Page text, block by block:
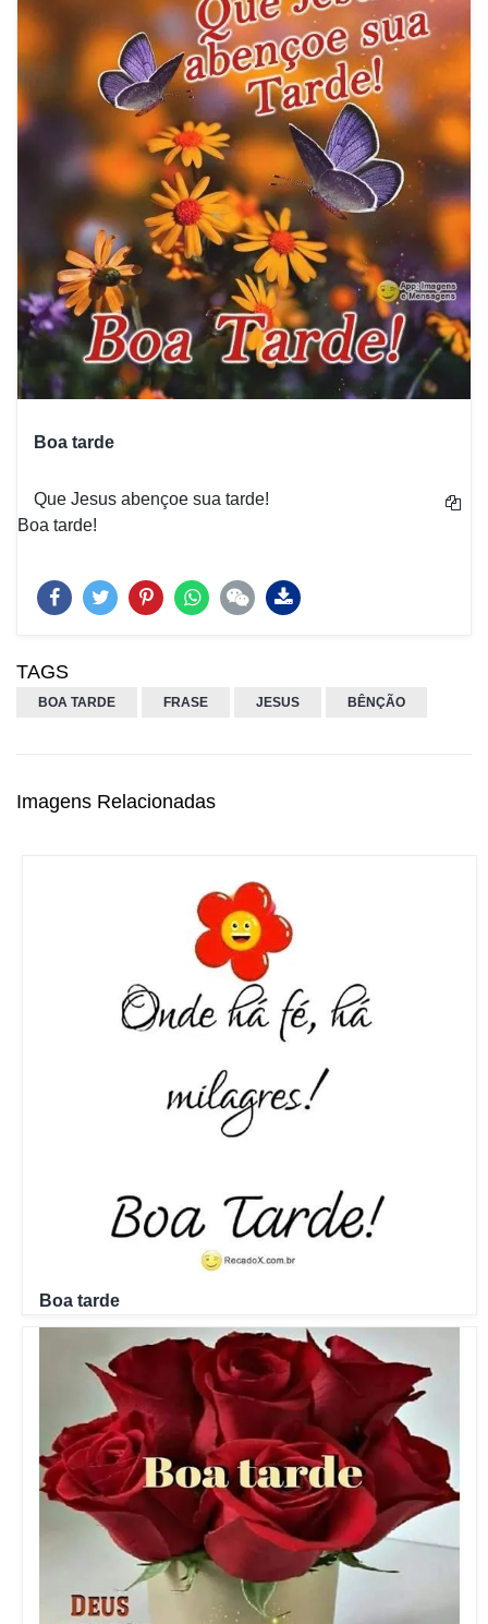
Boa tarde
Que Jesus abençoe sua tarde!
Boa tarde!
TAGS
BOA TARDE FRASE JESUS BÊNÇÃO
Imagens Relacionadas
Boa tarde